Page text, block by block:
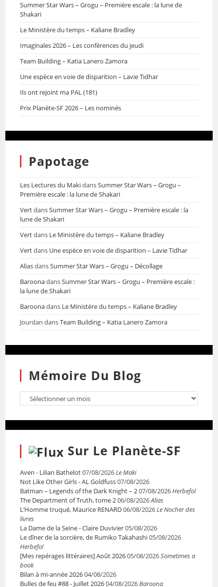
Summer Star Wars – Grogu – Première escale : la lune de
Shakari
Le Ministère du temps – Kaliane Bradley
Imaginales 2026 – Les conférences du jeudi
Team Building – Katia Lanero Zamora
Une espèce en voie de disparition – Lavie Tidhar
Ils ont rejoint ma PAL (181)
Prix Planète-SF 2026 – Les nominés
Papotage
Les Lectures du MakidansSummer Star Wars – Grogu –
Première escale : la lune de Shakari
VertdansSummer Star Wars – Grogu – Première escale : la
lune de Shakari
Vertdans Le Ministère du temps – Kaliane Bradley
Vertdans Une espèce en voie de disparition – Lavie Tidhar
AliasdansSummer Star Wars – Grogu – Décollage
BaroonadansSummer Star Wars – Grogu – Première escale :
la lune de Shakari
Baroonadans Le Ministère du temps – Kaliane Bradley
Jourdan dansTeam Building – Katia Lanero Zamora
Mémoire Du Blog
Sur Le Planète-SF
Aven - Lilian Bathelot07/08/2026Le Maki
Not Like Other Girls - AL Goldfuss07/08/2026
Batman – Legends of the Dark Knight – 207/08/2026Herbefol
The Department of Truth, tome 206/08/2026Alias
L’Homme truqué, Maurice RENARD06/08/2026Le Nocher des
livres
La Dame de la Seine - Claire Duvivier05/08/2026
Le dîner de la sorcière, de Rumiko Takahashi05/08/2026
Herbefol
[Mes repérages littéraires] Août 202605/08/2026Sometimes a
book
Bilan à mi-année 202604/08/2026
Bulles de feu #88 - Juillet 202604/08/2026Baroona